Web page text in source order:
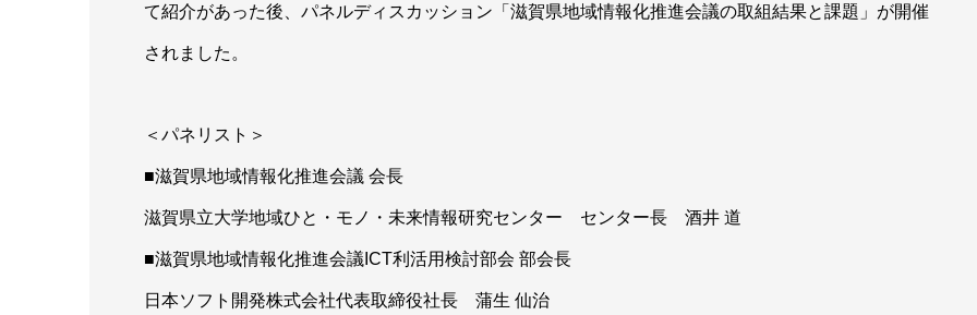
て紹介があった後、パネルディスカッション「滋賀県地域情報化推進会議の取組結果と課題」が開催
されました。
＜パネリスト＞
■滋賀県地域情報化推進会議 会長
滋賀県立大学地域ひと・モノ・未来情報研究センター センター長 酒井 道
■滋賀県地域情報化推進会議ICT利活用検討部会 部会長
日本ソフト開発株式会社代表取締役社長 蒲生 仙治